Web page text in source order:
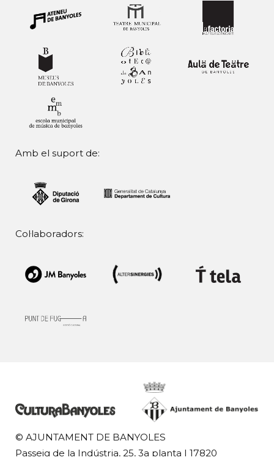
Amb el suport de:
Col·laboradors:
© AJUNTAMENT DE BANYOLES
Passeig de la Indústria, 25, 3a planta | 17820